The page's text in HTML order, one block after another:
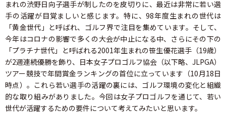
まれの渋野日向子選手が制したのを皮切りに、最近は非常に若い選
手の活躍が目覚ましいと感じます。特に、98年度生まれの世代は
「黄金世代」と呼ばれ、ゴルフ界で注目を集めています。そして、
今年はコロナの影響で多くの大会が中止になる中、さらにその下の
「プラチナ世代」と呼ばれる2001年生まれの笹生優花選手（19歳）
が2週連続優勝を飾り、日本女子プロゴルフ協会（以下略、JLPGA）
ツアー競技で年間賞金ランキングの首位に立っています（10月18日
時点）。これら若い選手の活躍の裏には、ゴルフ環境の変化と組織
的な取り組みがありました。今回は女子プロゴルフを通じて、若い
世代が活躍するための要件について考えてみたいと思います。